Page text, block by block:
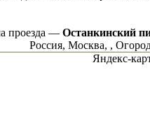
проезда — Останкинский
Россия, Москва, ,
Яндекс-